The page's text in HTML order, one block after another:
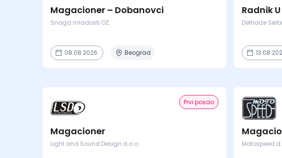
Magacioner – Dobanovci
Snaga mladosti OZ
08.08.2026. Beograd
Radnik
Delhaize
Prvi posao
Magacioner
Light and Sound Design d.o.o. Motospeed